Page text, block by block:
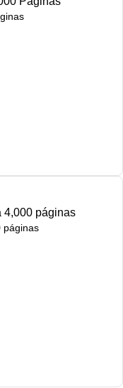
páginas